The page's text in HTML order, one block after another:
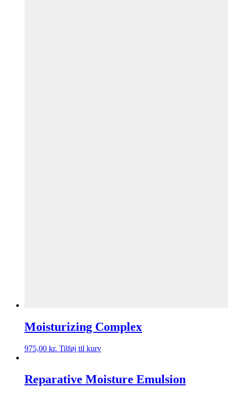
Moisturizing Complex
975,00 kr. Tilføj til kurv
Reparative Moisture Emulsion